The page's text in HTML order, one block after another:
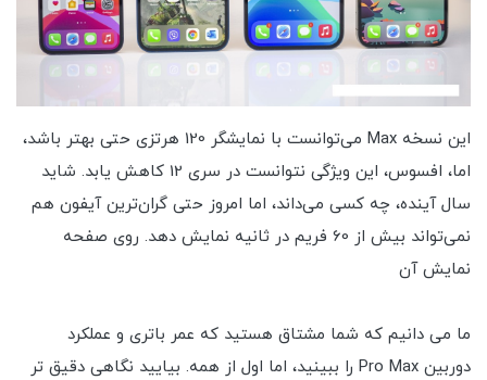
این نسخه Max می‌توانست با نمایشگر 120 هرتزی حتی بهتر باشد،
اما، افسوس، این ویژگی نتوانست در سری 12 کاهش یابد. شاید
سال آینده، چه کسی می‌داند، اما امروز حتی گران‌ترین آیفون هم
نمی‌تواند بیش از 60 فریم در ثانیه نمایش دهد. روی صفحه
نمایش آن
ما می دانیم که شما مشتاق هستید که عمر باتری و عملکرد
دوربین Pro Max را ببینید، اما اول از همه. بیایید نگاهی دقیق تر